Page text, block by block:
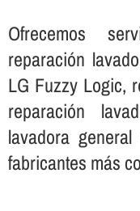
Ofrecemos
reparación
LG Fuzzy Logic,
reparación
lavadora
fabricantes más